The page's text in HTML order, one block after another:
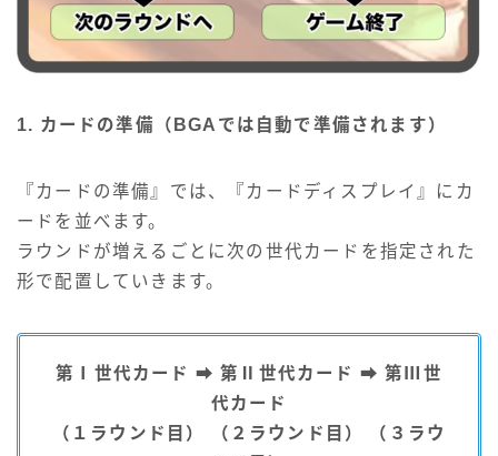
1. カードの準備（BGAでは自動で準備されます）
『カードの準備』では、『カードディスプレイ』にカ
ードを並べます。
ラウンドが増えるごとに次の世代カードを指定された
形で配置していきます。
第
Ⅰ世代カード ➡ 第Ⅱ世代カード ➡ 第Ⅲ世
代カード
（１ラウンド目） （２ラウンド目） （３ラウ